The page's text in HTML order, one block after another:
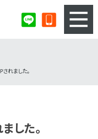
れました。
した。